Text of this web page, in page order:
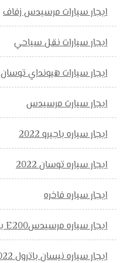
ايجار سيارات مرسيدس زفاف
ايجار سيارات نقل سياحي
ايجار سيارات هيونداي توسان
ايجار سيارت مرسيدس
ايجار سياره باجيرو 2022
ايجار سياره توسان 2022
ايجار سياره فاخره
ايجار سياره مرسيدسE200 بالسائق
ايجار سياره نيسان باترول 2022